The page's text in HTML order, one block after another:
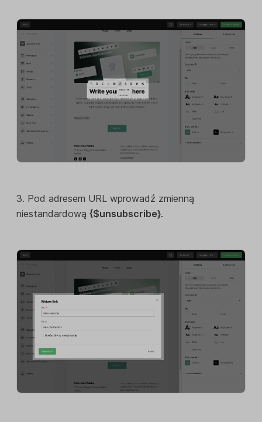
3. Pod adresem URL wprowadź zmienną
niestandardową {$unsubscribe}.